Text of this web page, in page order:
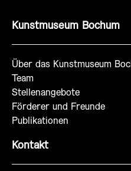
Kunstmuseum Bochum
Über das Kunstmuseum
Team
Stellenangebote
Förderer und Freunde
Publikationen
Kontakt